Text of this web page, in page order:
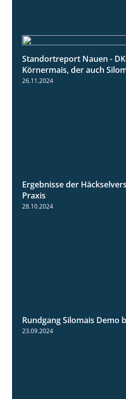
Standortreport Nauen -
Körnermais, der auch
26.11.2024
Ergebnisse der
Praxis
28.10.2024
Rundgang Silomais Demo
23.09.2024